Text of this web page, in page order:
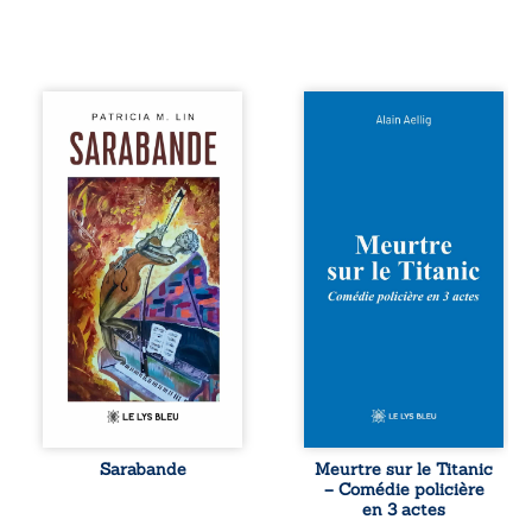
Aux chants
crépitants de l’été,
Sous le silence
ouaté de la neige
en hiver, Au cours
de nuits pâles,
Dans la clarté
bienveillante de la
lune, Rêves,
pensées, révoltes
et espoirs… Des
mots s’assemblent,
colorés, rebelles
aux règles de la
poésie, mais
chantant en
forment une
sarabande,
Sarabande
Et si le naufrage
en 1912, un
meurtre est
commis. Le drame
disparaît avec le
tard, la
l’épave fait
resurgir un secret
que l’on croyait
perdu. Dans un
Meurtre sur le Titanic
– Comédie policière
en 3 actes